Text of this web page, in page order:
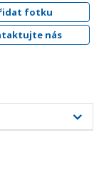
fotku
nás